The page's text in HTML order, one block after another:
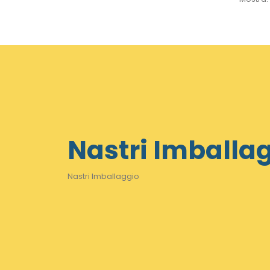
Nastri
Nastri Imballaggio